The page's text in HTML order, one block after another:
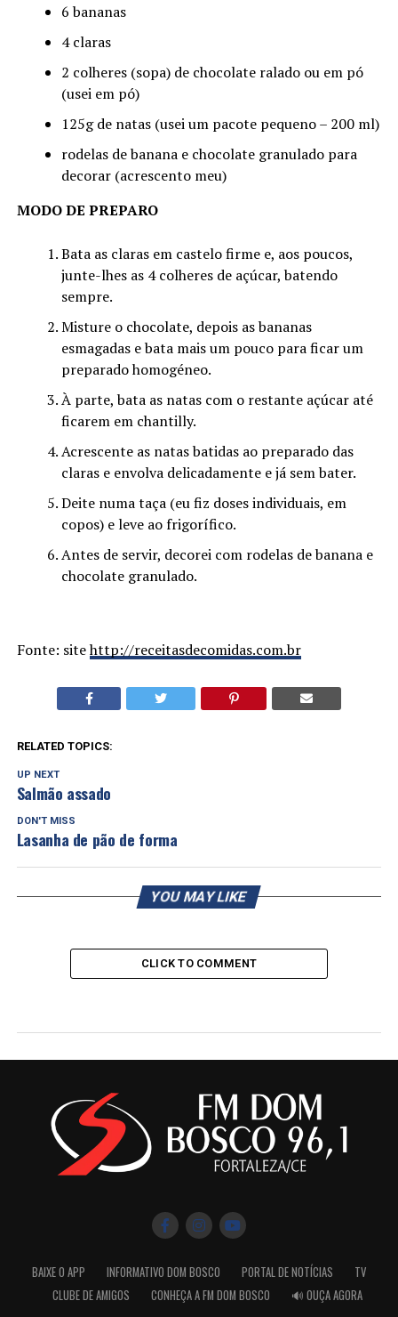
6 bananas
4 claras
2 colheres (sopa) de chocolate ralado ou em pó
(usei em pó)
125g de natas (usei um pacote pequeno – 200 ml)
rodelas de banana e chocolate granulado para
decorar (acrescento meu)
MODO DE PREPARO
Bata as claras em castelo firme e, aos poucos,
junte-lhes as 4 colheres de açúcar, batendo
sempre.
Misture o chocolate, depois as bananas
esmagadas e bata mais um pouco para ficar um
preparado homogéneo.
À parte, bata as natas com o restante açúcar até
ficarem em chantilly.
Acrescente as natas batidas ao preparado das
claras e envolva delicadamente e já sem bater.
Deite numa taça (eu fiz doses individuais, em
copos) e leve ao frigorífico.
Antes de servir, decorei com rodelas de banana e
chocolate granulado.
Fonte: sitehttp://receitasdecomidas.com.br
RELATED TOPICS:
UP NEXT
Salmão assado
DON'T MISS
Lasanha de pão de forma
YOU MAY LIKE
CLICK TO COMMENT
BAIXE O APP INFORMATIVO DOM BOSCO PORTAL DE NOTÍCIAS
TV
CLUBE DE AMIGOS
CONHEÇA A FM DOM BOSCO 🔊 OUÇA AGORA